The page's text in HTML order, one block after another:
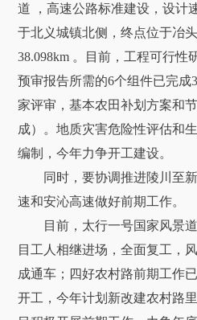
道 ，高速公路标准建设，设计
于北义城镇北侧，终点位于冶
38.098km 。目前，工程可行性
预审报告所需的6个组件已完成
家评审，基本农田补划方案和
成）。地质灾害危险性评估和
编制，今年力争开工建设。
同时，要协调推进陵川至新
速和安沁高速做好前期工作。
目前，太行一号国家风景道
目工人相继进场，全面复工，
成通车；四好农村路前期工作
开工，今年计划新改建农村路